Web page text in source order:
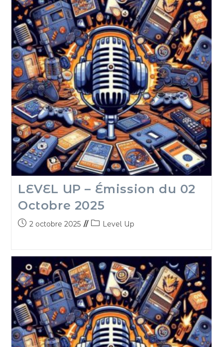
LEVEL UP – Émission du 02
Octobre 2025
2 octobre 2025 Level Up